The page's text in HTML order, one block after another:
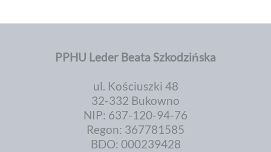
PPHU Leder Beata Szkodzińska
ul. Kościuszki 48
32-332 Bukowno
NIP: 637-120-94-76
Regon: 367781585
BDO: 000239428